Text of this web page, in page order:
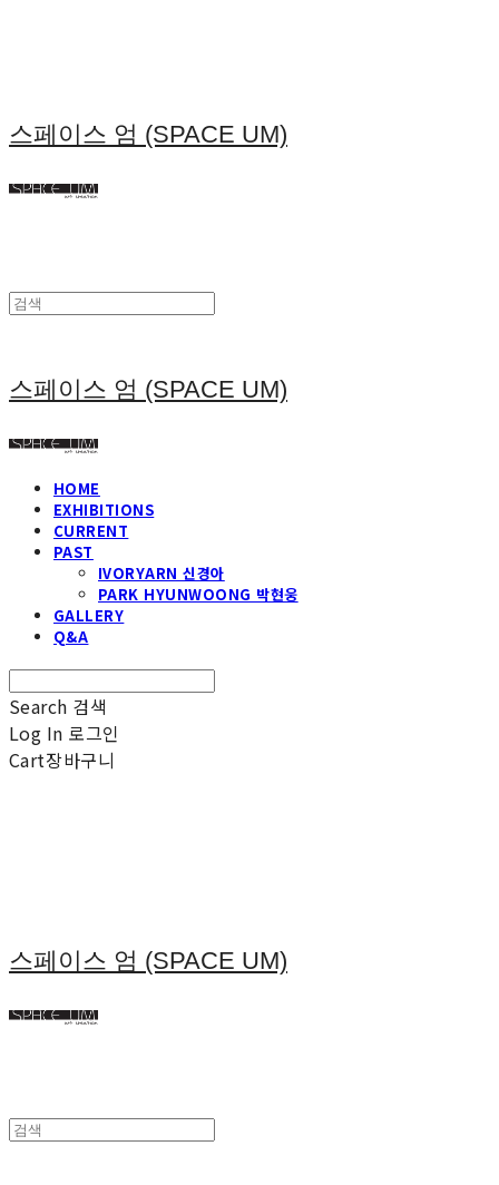
스페이스 엄 (SPACE UM)
스페이스 엄 (SPACE UM)
HOME
EXHIBITIONS
CURRENT
PAST
IVORYARN 신경아
PARK HYUNWOONG 박현웅
GALLERY
Q&A
Search 검색
Log In 로그인
Cart장바구니
스페이스 엄 (SPACE UM)